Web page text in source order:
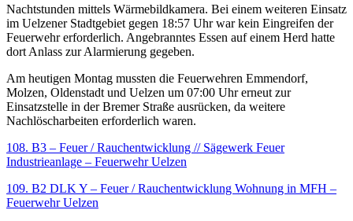
Nachtstunden mittels Wärmebildkamera. Bei einem weiteren Einsatz
im Uelzener Stadtgebiet gegen 18:57 Uhr war kein Eingreifen der
Feuerwehr erforderlich. Angebranntes Essen auf einem Herd hatte
dort Anlass zur Alarmierung gegeben.
Am heutigen Montag mussten die Feuerwehren Emmendorf,
Molzen, Oldenstadt und Uelzen um 07:00 Uhr erneut zur
Einsatzstelle in der Bremer Straße ausrücken, da weitere
Nachlöscharbeiten erforderlich waren.
108. B3 – Feuer / Rauchentwicklung // Sägewerk Feuer
Industrieanlage – Feuerwehr Uelzen
109. B2 DLK Y – Feuer / Rauchentwicklung Wohnung in MFH –
Feuerwehr Uelzen